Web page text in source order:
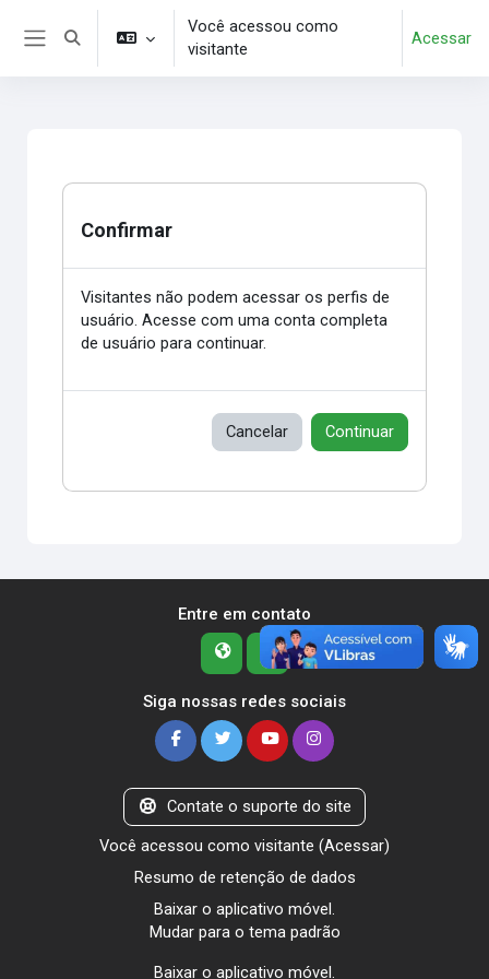
Ir para o conteúdo principal
Alternar entrada de pesquisa
Você acessou como
visitante
Acessar
Confirmar
Visitantes não podem acessar os perfis de
usuário. Acesse com uma conta completa
de usuário para continuar.
Cancelar Continuar
Entre em contato
Siga nossas redes sociais
Contate o suporte do site
Você acessou como visitante (Acessar)
Resumo de retenção de dados
Baixar o aplicativo móvel.
Mudar para o tema padrão
Baixar o aplicativo móvel.